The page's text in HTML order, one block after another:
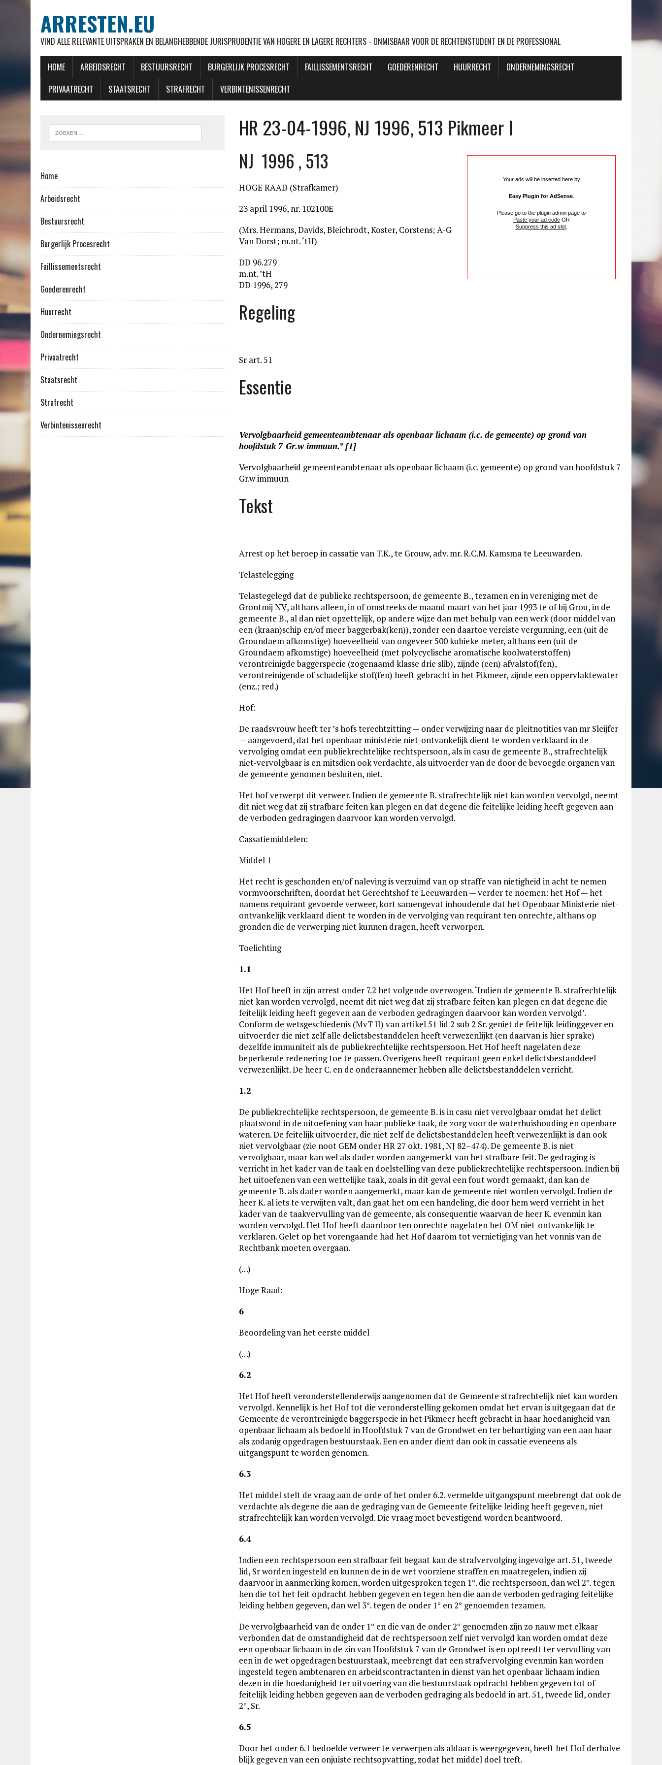
ARRESTEN.EU
VIND ALLE RELEVANTE UITSPRAKEN EN BELANGHEBBENDE JURISPRUDENTIE VAN HOGERE EN LAGERE RECHTERS - ONMISBAAR VOOR DE RECHTENSTUDENT EN DE PROFESSIONAL
HOME ARBEIDSRECHT BESTUURSRECHT BURGERLIJK PROCESRECHT FAILLISSEMENTSRECHT GOEDERENRECHT HUURRECHT
ONDERNEMINGSRECHT
PRIVAATRECHT
STAATSRECHT STRAFRECHT VERBINTENISSENRECHT
HR 23-04-1996, NJ 1996, 513 Pikmeer I
Your ads will be inserted here by
Easy Plugin for AdSense.
Please go to the plugin admin page to
Paste your ad codeOR
Suppress this ad slot.
NJ 1996 , 513
HOGE RAAD (Strafkamer)
23 april 1996, nr. 102100E
(Mrs. Hermans, Davids, Bleichrodt, Koster, Corstens; A-G
Van Dorst; m.nt. ‘tH)
DD 96.279
m.nt. ’tH
DD 1996, 279
Regeling
Sr art. 51
Essentie
Vervolgbaarheid gemeenteambtenaar als openbaar lichaam (i.c. de gemeente) op grond van
hoofdstuk 7 Gr.w immuun.* [1]
Vervolgbaarheid gemeenteambtenaar als openbaar lichaam (i.c. gemeente) op grond van hoofdstuk 7
Gr.w immuun
Tekst
Arrest op het beroep in cassatie van T.K., te Grouw, adv. mr. R.C.M. Kamsma te Leeuwarden.
Telastelegging
Telastegelegd dat de publieke rechtspersoon, de gemeente B., tezamen en in vereniging met de
Grontmij NV, althans alleen, in of omstreeks de maand maart van het jaar 1993 te of bij Grou, in de
gemeente B., al dan niet opzettelijk, op andere wijze dan met behulp van een werk (door middel van
een (kraan)schip en/of meer baggerbak(ken)), zonder een daartoe vereiste vergunning, een (uit de
Groundaem afkomstige) hoeveelheid van ongeveer 500 kubieke meter, althans een (uit de
Groundaem afkomstige) hoeveelheid (met polycyclische aromatische koolwaterstoffen)
verontreinigde baggerspecie (zogenaamd klasse drie slib), zijnde (een) afvalstof(fen),
verontreinigende of schadelijke stof(fen) heeft gebracht in het Pikmeer, zijnde een oppervlaktewater
(enz.; red.)
Hof:
De raadsvrouw heeft ter ’s hofs terechtzitting — onder verwijzing naar de pleitnotities van mr Sleijfer
— aangevoerd, dat het openbaar ministerie niet-ontvankelijk dient te worden verklaard in de
vervolging omdat een publiekrechtelijke rechtspersoon, als in casu de gemeente B., strafrechtelijk
niet-vervolgbaar is en mitsdien ook verdachte, als uitvoerder van de door de bevoegde organen van
de gemeente genomen besluiten, niet.
Het hof verwerpt dit verweer. Indien de gemeente B. strafrechtelijk niet kan worden vervolgd, neemt
dit niet weg dat zij strafbare feiten kan plegen en dat degene die feitelijke leiding heeft gegeven aan
de verboden gedragingen daarvoor kan worden vervolgd.
Cassatiemiddelen:
Middel 1
Het recht is geschonden en/of naleving is verzuimd van op straffe van nietigheid in acht te nemen
vormvoorschriften, doordat het Gerechtshof te Leeuwarden — verder te noemen: het Hof — het
namens requirant gevoerde verweer, kort samengevat inhoudende dat het Openbaar Ministerie niet-
ontvankelijk verklaard dient te worden in de vervolging van requirant ten onrechte, althans op
gronden die de verwerping niet kunnen dragen, heeft verworpen.
Toelichting
1.1
Het Hof heeft in zijn arrest onder 7.2 het volgende overwogen. ‘Indien de gemeente B. strafrechtelijk
niet kan worden vervolgd, neemt dit niet weg dat zij strafbare feiten kan plegen en dat degene die
feitelijk leiding heeft gegeven aan de verboden gedragingen daarvoor kan worden vervolgd’.
Conform de wetsgeschiedenis (MvT II) van artikel 51 lid 2 sub 2 Sr. geniet de feitelijk leidinggever en
uitvoerder die niet zelf alle delictsbestanddelen heeft verwezenlijkt (en daarvan is hier sprake)
dezelfde immuniteit als de publiekrechtelijke rechtspersoon. Het Hof heeft nagelaten deze
beperkende redenering toe te passen. Overigens heeft requirant geen enkel delictsbestanddeel
verwezenlijkt. De heer C. en de onderaannemer hebben alle delictsbestanddelen verricht.
1.2
De publiekrechtelijke rechtspersoon, de gemeente B. is in casu niet vervolgbaar omdat het delict
plaatsvond in de uitoefening van haar publieke taak, de zorg voor de waterhuishouding en openbare
wateren. De feitelijk uitvoerder, die niet zelf de delictsbestanddelen heeft verwezenlijkt is dan ook
niet vervolgbaar (zie noot GEM onder HR 27 okt. 1981, NJ 82–474). De gemeente B. is niet
vervolgbaar, maar kan wel als dader worden aangemerkt van het strafbare feit. De gedraging is
verricht in het kader van de taak en doelstelling van deze publiekrechtelijke rechtspersoon. Indien bij
het uitoefenen van een wettelijke taak, zoals in dit geval een fout wordt gemaakt, dan kan de
gemeente B. als dader worden aangemerkt, maar kan de gemeente niet worden vervolgd. Indien de
heer K. al iets te verwijten valt, dan gaat het om een handeling, die door hem werd verricht in het
kader van de taakvervulling van de gemeente, als consequentie waarvan de heer K. evenmin kan
worden vervolgd. Het Hof heeft daardoor ten onrechte nagelaten het OM niet-ontvankelijk te
verklaren. Gelet op het vorengaande had het Hof daarom tot vernietiging van het vonnis van de
Rechtbank moeten overgaan.
(…)
Hoge Raad:
6
Beoordeling van het eerste middel
(…)
6.2
Het Hof heeft veronderstellenderwijs aangenomen dat de Gemeente strafrechtelijk niet kan worden
vervolgd. Kennelijk is het Hof tot die veronderstelling gekomen omdat het ervan is uitgegaan dat de
Gemeente de verontreinigde baggerspecie in het Pikmeer heeft gebracht in haar hoedanigheid van
openbaar lichaam als bedoeld in Hoofdstuk 7 van de Grondwet en ter behartiging van een aan haar
als zodanig opgedragen bestuurstaak. Een en ander dient dan ook in cassatie eveneens als
uitgangspunt te worden genomen.
6.3
Het middel stelt de vraag aan de orde of het onder 6.2. vermelde uitgangspunt meebrengt dat ook de
verdachte als degene die aan de gedraging van de Gemeente feitelijke leiding heeft gegeven, niet
strafrechtelijk kan worden vervolgd. Die vraag moet bevestigend worden beantwoord.
6.4
Indien een rechtspersoon een strafbaar feit begaat kan de strafvervolging ingevolge art. 51, tweede
lid, Sr worden ingesteld en kunnen de in de wet voorziene straffen en maatregelen, indien zij
daarvoor in aanmerking komen, worden uitgesproken tegen 1°. die rechtspersoon, dan wel 2°. tegen
hen die tot het feit opdracht hebben gegeven en tegen hen die aan de verboden gedraging feitelijke
leiding hebben gegeven, dan wel 3°. tegen de onder 1° en 2° genoemden tezamen.
De vervolgbaarheid van de onder 1° en die van de onder 2° genoemden zijn zo nauw met elkaar
verbonden dat de omstandigheid dat de rechtspersoon zelf niet vervolgd kan worden omdat deze
een openbaar lichaam in de zin van Hoofdstuk 7 van de Grondwet is en optreedt ter vervulling van
een in de wet opgedragen bestuurstaak, meebrengt dat een strafvervolging evenmin kan worden
ingesteld tegen ambtenaren en arbeidscontractanten in dienst van het openbaar lichaam indien
dezen in die hoedanigheid ter uitvoering van die bestuurstaak opdracht hebben gegeven tot of
feitelijk leiding hebben gegeven aan de verboden gedraging als bedoeld in art. 51, tweede lid, onder
2°, Sr.
6.5
Door het onder 6.1 bedoelde verweer te verwerpen als aldaar is weergegeven, heeft het Hof derhalve
blijk gegeven van een onjuiste rechtsopvatting, zodat het middel doel treft.
Home
Arbeidsrecht
Bestuursrecht
Burgerlijk Procesrecht
Faillissementsrecht
Goederenrecht
Huurrecht
Ondernemingsrecht
Privaatrecht
Staatsrecht
Strafrecht
Verbintenissenrecht